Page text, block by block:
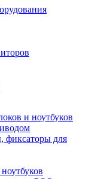
и ноутбуков
фиксаторы для